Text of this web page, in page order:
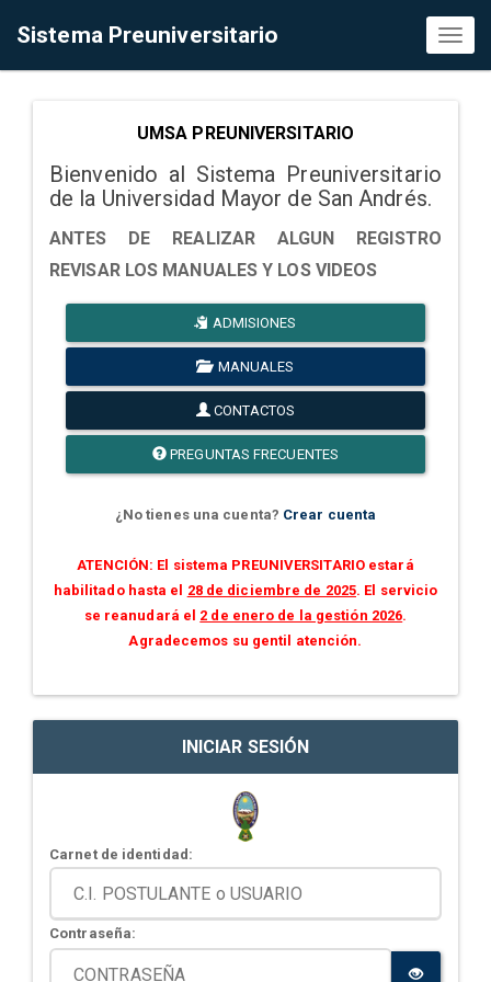
Sistema Preuniversitario
UMSA PREUNIVERSITARIO
Bienvenido al Sistema Preuniversitario
de la Universidad Mayor de San Andrés.
ANTES DE REALIZAR ALGUN REGISTRO
REVISAR LOS MANUALES Y LOS VIDEOS
ADMISIONES
MANUALES
CONTACTOS
PREGUNTAS FRECUENTES
¿No tienes una cuenta? Crear cuenta
ATENCIÓN: El sistema PREUNIVERSITARIO estará
habilitado hasta el 28 de diciembre de 2025. El servicio
se reanudará el 2 de enero de la gestión 2026.
Agradecemos su gentil atención.
INICIAR SESIÓN
Carnet de identidad:
Contraseña: